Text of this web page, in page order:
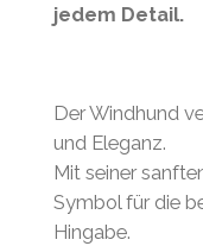
jedem Detail.
Der Windhund
und Eleganz.
Mit seiner
Symbol für die
Hingabe.